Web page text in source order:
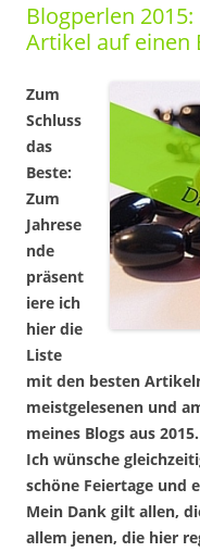
Blogperlen
Artikel auf einen
Zum
Schluss
das
Beste:
Zum
Jahrese
nde
präsent
iere ich
hier die
Liste
mit den besten
meistgelesenen und
meines Blogs aus 2015.
Ich wünsche
schöne Feiertage und
Mein Dank gilt allen,
allem jenen, die hier